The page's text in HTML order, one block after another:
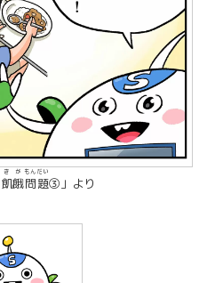
飢餓
きが
問題
もんだい
③」より